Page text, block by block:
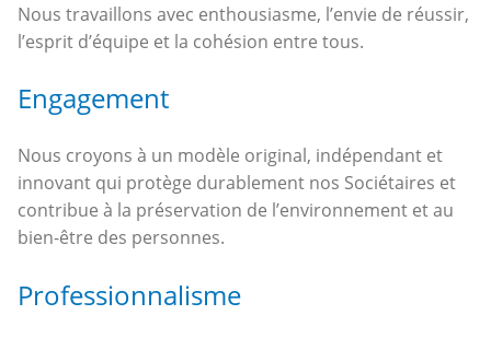
Nous travaillons avec enthousiasme, l’envie de réussir,
l’esprit d’équipe et la cohésion entre tous.
Engagement
Nous croyons à un modèle original, indépendant et
innovant qui protège durablement nos Sociétaires et
contribue à la préservation de l’environnement et au
bien-être des personnes.
Professionnalisme